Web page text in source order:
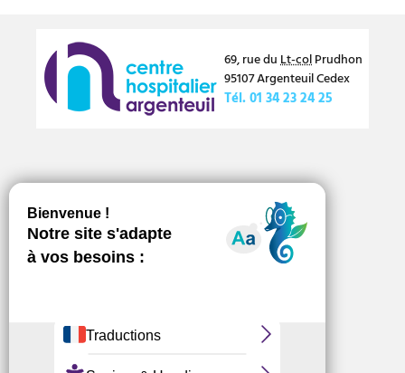
69, rue du Lt-colPrudhon
95107ArgenteuilCedex
Tél.01 34 23 24 25
Numéros d’urgence